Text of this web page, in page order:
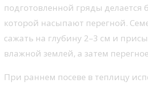
подготовленной гряды делается
которой насыпают перегной.
сажать на глубину 2–3 см и
влажной землей, а затем
При раннем посеве в теплицу